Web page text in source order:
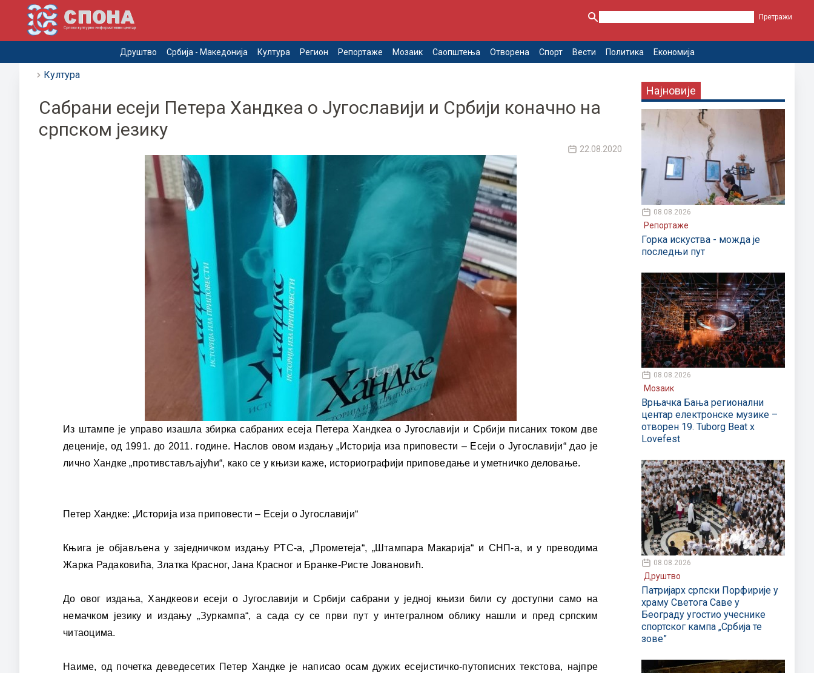
Друштво Србија - Македонија Култура Регион Репортаже Мозаик Саопштења Отворена Спорт Вести Политика Економија
Култура
Сабрани есеји Петера Хандкеа о Југославији и Србији коначно на
српском језику
22.08.2020
Из штампе је управо изашла збирка сабраних есеја Петера Хандкеа о Југославији и Србији писаних током две
деценије, од 1991. до 2011. године. Наслов овом издању „Историја иза приповести – Есеји о Југославији“ дао је
лично Хандке „противстављајући“, како се у књизи каже, историографији приповедање и уметничко деловање.
Петер Хандке: „Историја иза приповести – Есеји о Југославији“
Књига је објављена у заједничком издању РТС-а, „Прометеја“, „Штампара Макарија“ и СНП-а, и у преводима
Жарка Радаковића, Златка Красног, Јана Красног и Бранке-Ристе Јовановић.
До овог издања, Хандкеови есеји о Југославији и Србији сабрани у једној књизи били су доступни само на
немачком језику и издању „Зуркампа“, а сада су се први пут у интегралном облику нашли и пред српским
читаоцима.
Наиме, од почетка деведесетих Петер Хандке је написао осам дужих есејистичко-путописних текстова, најпре
Најновије
08.08.2026
Репортаже
Горка искуства - можда је
последњи пут
08.08.2026
Мозаик
Врњачка Бања регионални
центар електронске музике –
отворен 19. Tuborg Beat x
Lovefest
08.08.2026
Друштво
Патријарх српски Порфирије у
храму Светога Саве у
Београду угостио учеснике
спортског кампа „Србија те
зове”